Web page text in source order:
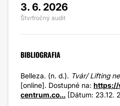
3. 6. 2026
Štvrťročný audit
BIBLIOGRAFIA
Belleza. (n. d.). Tvár/ Lifting
[online]. Dostupné na: https://
centrum.co... [Dátum: 23.12.